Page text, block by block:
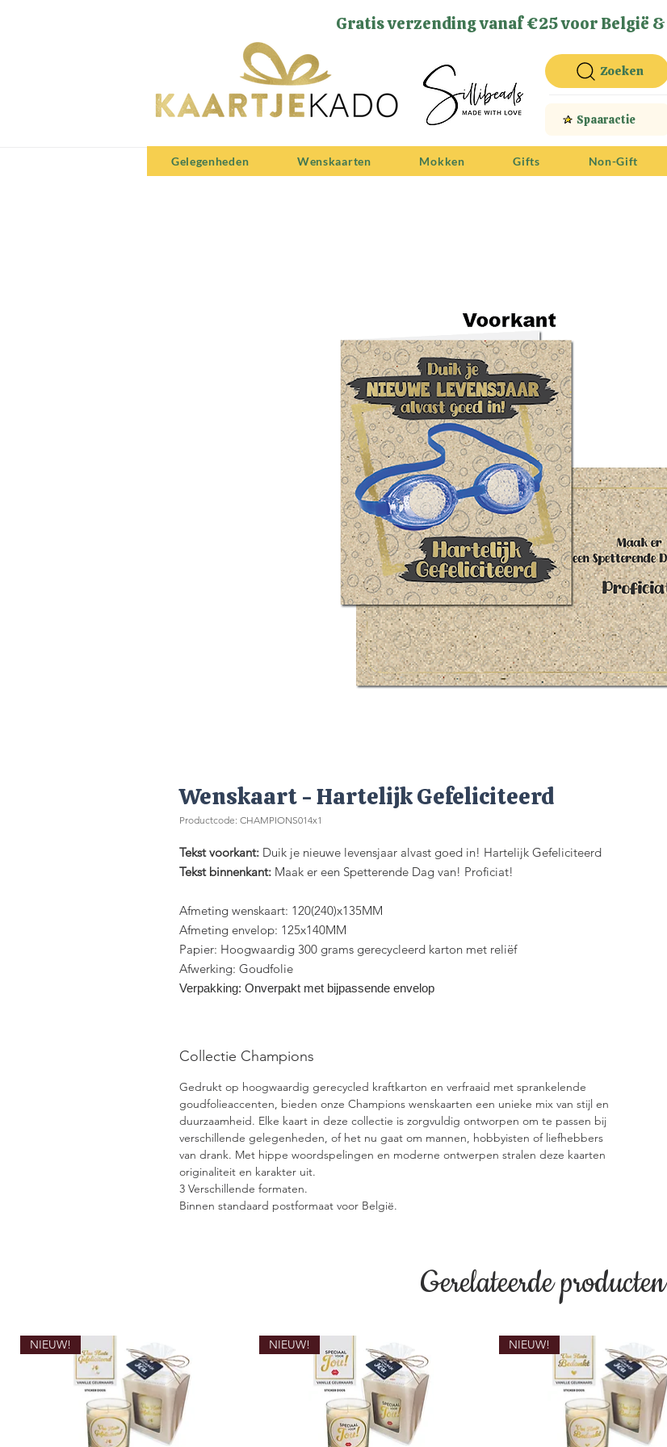
Gratis verzending vanaf €25 voor België
Zoeken
Spaaractie
Gelegenheden Wenskaarten Mokken Gifts Non-Gift
Wenskaart - Hartelijk Gefeliciteerd
Productcode: CHAMPIONS014x1
Tekst voorkant: Duik je nieuwe levensjaar alvast goed in! Hartelijk Gefeliciteerd
Tekst binnenkant: Maak er een Spetterende Dag van! Proficiat!
Afmeting wenskaart: 120(240)x135MM
Afmeting envelop: 125x140MM
Papier: Hoogwaardig 300 grams gerecycleerd karton met reliëf
Afwerking: Goudfolie
Verpakking: Onverpakt met bijpassende envelop
Collectie Champions
Gedrukt op hoogwaardig gerecycled kraftkarton en verfraaid met sprankelende
goudfolieaccenten, bieden onze Champions wenskaarten een unieke mix van stijl en
duurzaamheid. Elke kaart in deze collectie is zorgvuldig ontworpen om te passen bij
verschillende gelegenheden, of het nu gaat om mannen, hobbyisten of liefhebbers
van drank. Met hippe woordspelingen en moderne ontwerpen stralen deze kaarten
originaliteit en karakter uit.
3 Verschillende formaten.
​Binnen standaard postformaat voor België.
Gerelateerde producten
NIEUW! NIEUW! NIEUW!